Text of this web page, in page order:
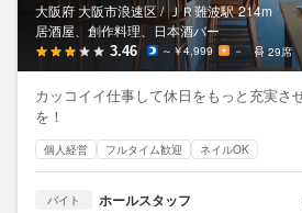
大阪府 大阪市浪速区 / ＪＲ難波駅 214m
居酒屋、創作料理、日本酒バー
3.46 ～￥4,999 － 29席
カッコイイ仕事して休日をもっと充実さ
を！
個人経営 フルタイム歓迎 ネイルOK
バイト ホールスタッフ